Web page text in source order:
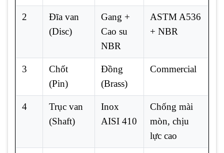
2
Đĩa van
(Disc)
Gang +
Cao su
NBR
ASTM A536
+ NBR
3
Chốt
(Pin)
Đồng
(Brass)
Commercial
4
Trục van
(Shaft)
Inox
AISI 410
Chống mài
mòn, chịu
lực cao